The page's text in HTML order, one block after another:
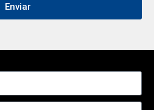
Enviar